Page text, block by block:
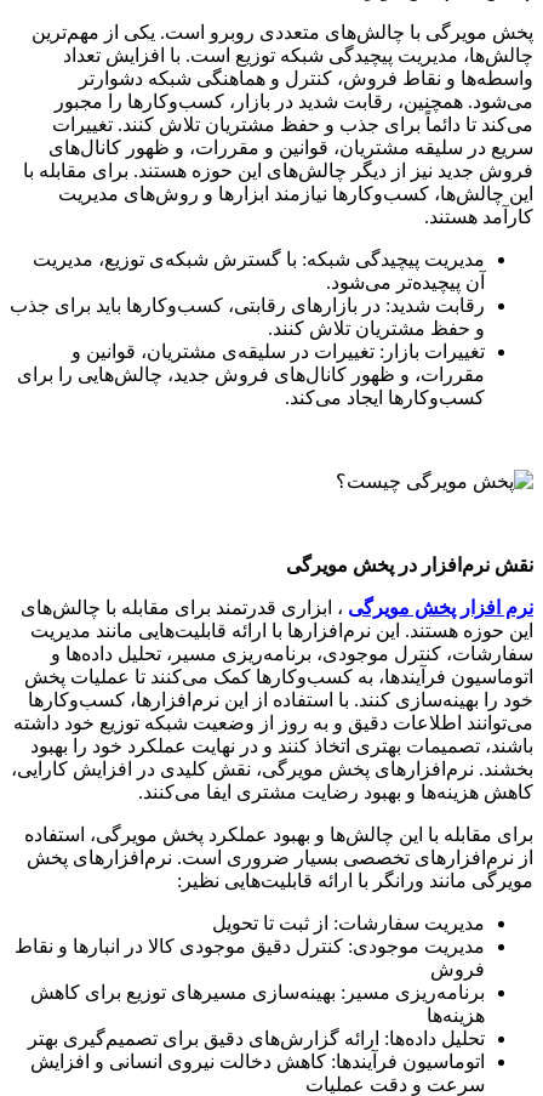
پخش مویرگی با چالش‌های متعددی روبرو است. یکی از مهم‌ترین
چالش‌ها، مدیریت پیچیدگی شبکه توزیع است. با افزایش تعداد
واسطه‌ها و نقاط فروش، کنترل و هماهنگی شبکه دشوارتر
می‌شود. همچنین، رقابت شدید در بازار، کسب‌وکارها را مجبور
می‌کند تا دائماً برای جذب و حفظ مشتریان تلاش کنند. تغییرات
سریع در سلیقه مشتریان، قوانین و مقررات، و ظهور کانال‌های
فروش جدید نیز از دیگر چالش‌های این حوزه هستند. برای مقابله با
این چالش‌ها، کسب‌وکارها نیازمند ابزارها و روش‌های مدیریت
کارآمد هستند.
مدیریت پیچیدگی شبکه: با گسترش شبکه‌ی توزیع، مدیریت
آن پیچیده‌تر می‌شود.
رقابت شدید: در بازارهای رقابتی، کسب‌وکارها باید برای جذب
و حفظ مشتریان تلاش کنند.
تغییرات بازار: تغییرات در سلیقه‌ی مشتریان، قوانین و
مقررات، و ظهور کانال‌های فروش جدید، چالش‌هایی را برای
کسب‌وکارها ایجاد می‌کند.
نقش نرم‌افزار در پخش مویرگی
نرم افزار پخش مویرگی ، ابزاری قدرتمند برای مقابله با چالش‌های
این حوزه هستند. این نرم‌افزارها با ارائه قابلیت‌هایی مانند مدیریت
سفارشات، کنترل موجودی، برنامه‌ریزی مسیر، تحلیل داده‌ها و
اتوماسیون فرآیندها، به کسب‌وکارها کمک می‌کنند تا عملیات پخش
خود را بهینه‌سازی کنند. با استفاده از این نرم‌افزارها، کسب‌وکارها
می‌توانند اطلاعات دقیق و به روز از وضعیت شبکه توزیع خود داشته
باشند، تصمیمات بهتری اتخاذ کنند و در نهایت عملکرد خود را بهبود
بخشند. نرم‌افزارهای پخش مویرگی، نقش کلیدی در افزایش کارایی،
کاهش هزینه‌ها و بهبود رضایت مشتری ایفا می‌کنند.
برای مقابله با این چالش‌ها و بهبود عملکرد پخش مویرگی، استفاده
از نرم‌افزارهای تخصصی بسیار ضروری است. نرم‌افزارهای پخش
مویرگی مانند ورانگر با ارائه قابلیت‌هایی نظیر:
مدیریت سفارشات: از ثبت تا تحویل
مدیریت موجودی: کنترل دقیق موجودی کالا در انبارها و نقاط
فروش
برنامه‌ریزی مسیر: بهینه‌سازی مسیرهای توزیع برای کاهش
هزینه‌ها
تحلیل داده‌ها: ارائه گزارش‌های دقیق برای تصمیم‌گیری بهتر
اتوماسیون فرآیندها: کاهش دخالت نیروی انسانی و افزایش
سرعت و دقت عملیات